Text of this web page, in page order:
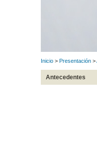
Inicio > Presentación >
Antecedentes